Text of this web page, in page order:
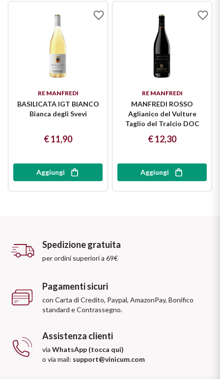
RE MANFREDI
BASILICATA IGT BIANCO
Bianca degli Svevi
€ 11,90
Aggiungi
RE MANFREDI
MANFREDI ROSSO
Aglianico del Vulture
Taglio del Tralcio DOC
€ 12,30
Aggiungi
Spedizione gratuita
per ordini superiori a 69€
Pagamenti sicuri
con Carta di Credito, Paypal, AmazonPay, Bonifico
standard e Contrassegno.
Assistenza clienti
via WhatsApp (tocca qui)
o via mail: support@vinicum.com